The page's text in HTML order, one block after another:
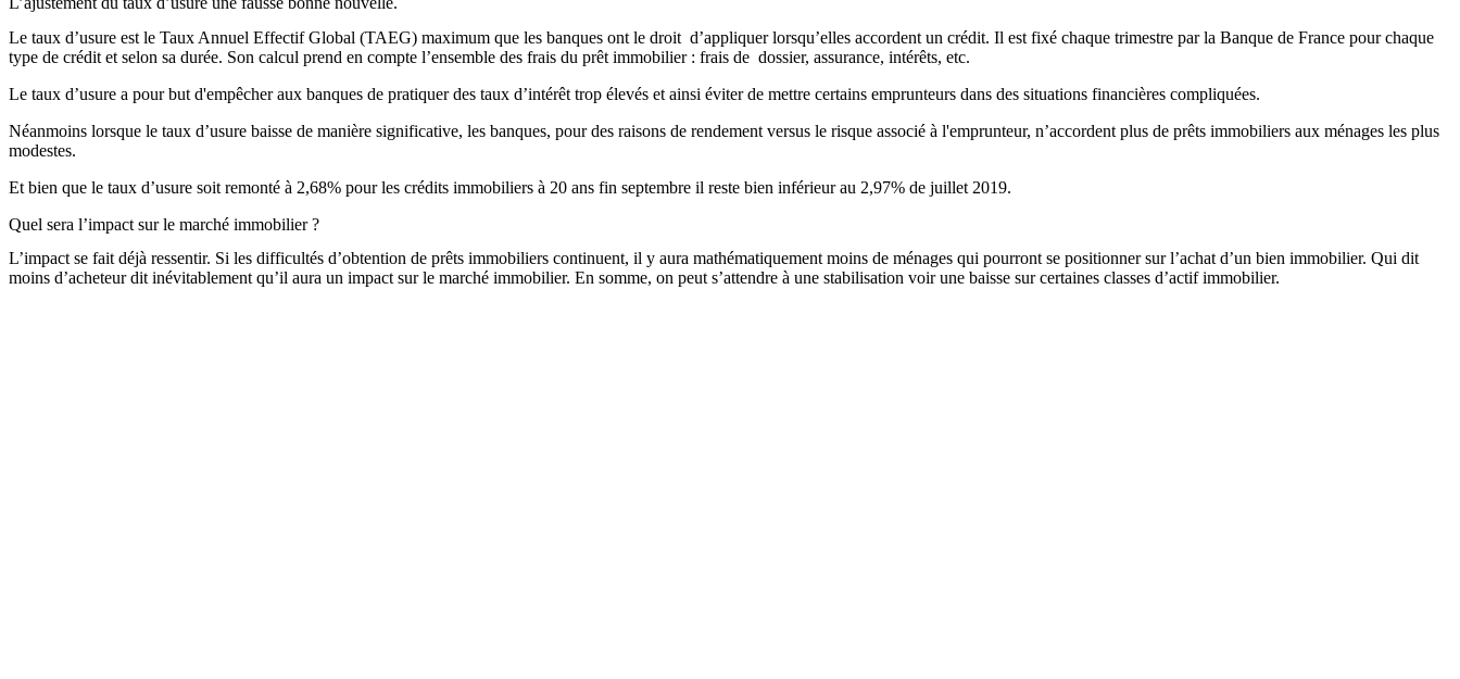
Le taux d’usure est le Taux Annuel Effectif Global (TAEG) maximum que les banques ont le droit d’appliquer lorsqu’elles accordent un crédit. Il est fixé chaque trimestre par la Banque de France pour chaque
type de crédit et selon sa durée. Son calcul prend en compte l’ensemble des frais du prêt immobilier : frais de dossier, assurance, intérêts, etc.
Le taux d’usure a pour but d'empêcher aux banques de pratiquer des taux d’intérêt trop élevés et ainsi éviter de mettre certains emprunteurs dans des situations financières compliquées.
Néanmoins lorsque le taux d’usure baisse de manière significative, les banques, pour des raisons de rendement versus le risque associé à l'emprunteur, n’accordent plus de prêts immobiliers aux ménages les plus
modestes.
Et bien que le taux d’usure soit remonté à 2,68% pour les crédits immobiliers à 20 ans fin septembre il reste bien inférieur au 2,97% de juillet 2019.
Quel sera l’impact sur le marché immobilier ?
L’impact se fait déjà ressentir. Si les difficultés d’obtention de prêts immobiliers continuent, il y aura mathématiquement moins de ménages qui pourront se positionner sur l’achat d’un bien immobilier. Qui dit
moins d’acheteur dit inévitablement qu’il aura un impact sur le marché immobilier. En somme, on peut s’attendre à une stabilisation voir une baisse sur certaines classes d’actif immobilier.